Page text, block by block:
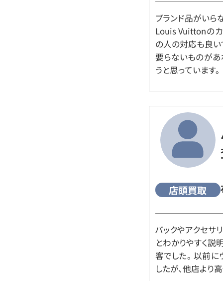
ブランド品がいら
Louis Vuittonの
の人の対応も良い
要らないものがあ
うと思っています。
店頭買取
バックやアクセサ
とわかりやすく説
客でした。 以前
したが、他店より